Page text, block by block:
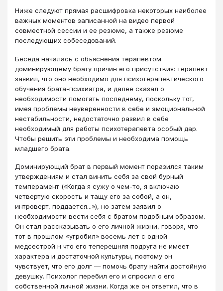
Ниже следуют прямая расшифровка некоторых наиболее
важных моментов записанной на видео первой
совместной сессии и ее резюме, а также резюме
последующих собеседований.
Беседа началась с объяснения терапевтом
доминирующему брату причин его присутствия: терапевт
заявил, что оно необходимо для психотерапевтического
обучения брата-психиатра, и далее сказал о
необходимости помогать последнему, поскольку тот,
имея проблемы неуверенности в себе и эмоциональной
нестабильности, недостаточно развил в себе
необходимый для работы психотерапевта особый дар.
Чтобы решить эти проблемы и необходима помощь
младшего брата.
Доминирующий брат в первый момент поразился таким
утверждениям и стал винить себя за свой бурный
темперамент («Когда я сужу о чем-то, я включаю
четвертую скорость и тащу его за собой, а он,
интроверт, поддается...»), но затем заявил о
необходимости вести себя с братом подобным образом.
Он стал рассказывать о его личной жизни, говоря, что
тот в прошлом «угробил» восемь лет с одной
медсестрой н что его теперешняя подруга не имеет
характера и достаточной культуры, поэтому он
чувствует, что его долг — помочь брату найти достойную
девушку. Психолог перебил его и спросил о его
собственной личной жизни. Когда же он ответил, что в